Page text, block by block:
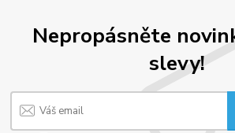
Nepropásněte
slevy!